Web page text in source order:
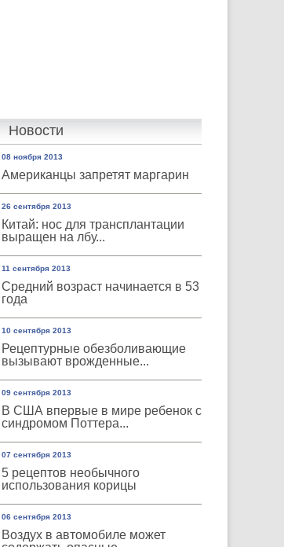
Новости
08 ноября 2013
Американцы запретят маргарин
26 сентября 2013
Китай: нос для трансплантации
выращен на лбу...
11 сентября 2013
Средний возраст начинается в 53
года
10 сентября 2013
Рецептурные обезболивающие
вызывают врожденные...
09 сентября 2013
В США впервые в мире ребенок с
синдромом Поттера...
07 сентября 2013
5 рецептов необычного
использования корицы
06 сентября 2013
Воздух в автомобиле может